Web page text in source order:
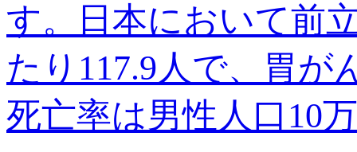
す。日本において前
たり117.9人で、胃が
死亡率は男性人口10